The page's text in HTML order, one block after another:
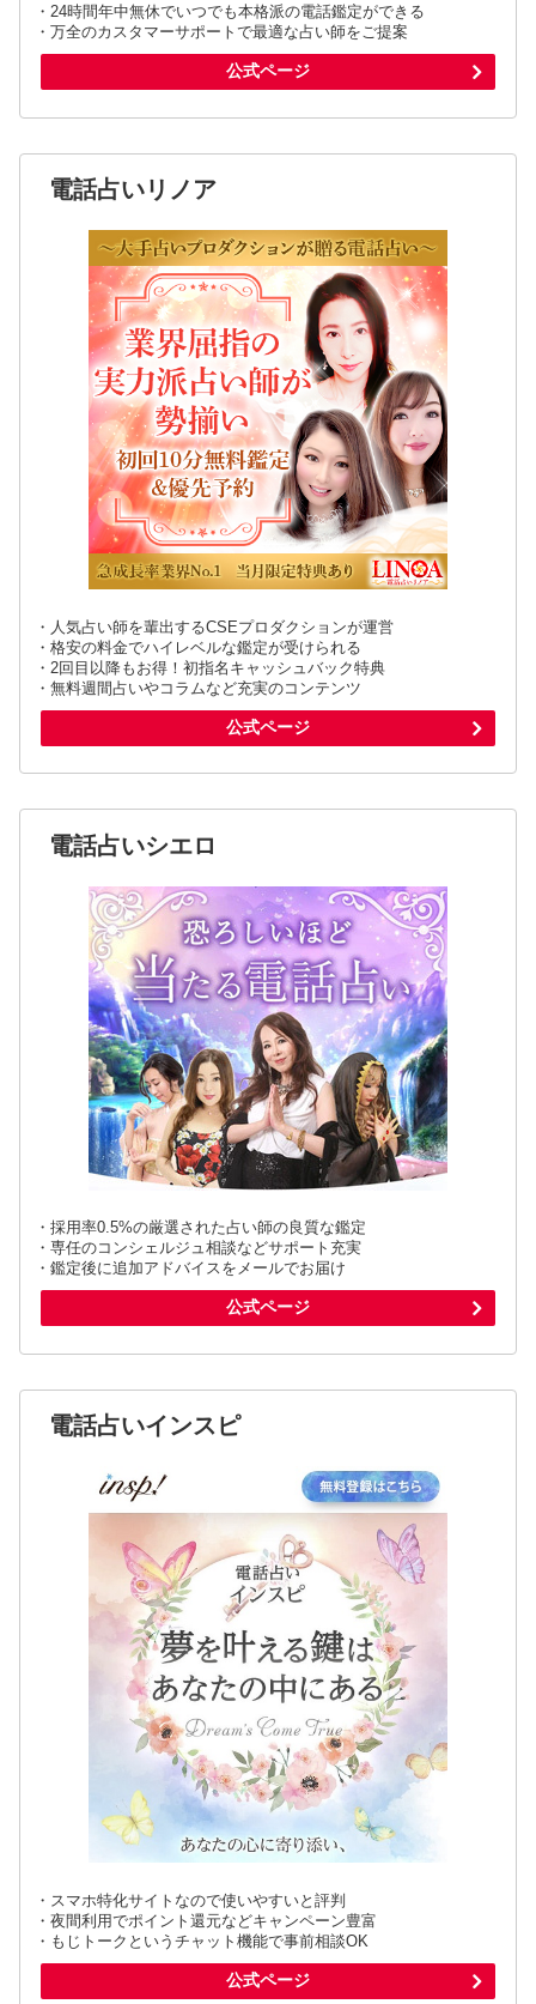
・24時間年中無休でいつでも本格派の電話鑑定ができる
・万全のカスタマーサポートで最適な占い師をご提案
公式ページ
電話占いリノア
・人気占い師を輩出するCSEプロダクションが運営
・格安の料金でハイレベルな鑑定が受けられる
・2回目以降もお得！初指名キャッシュバック特典
・無料週間占いやコラムなど充実のコンテンツ
公式ページ
電話占いシエロ
・採用率0.5%の厳選された占い師の良質な鑑定
・専任のコンシェルジュ相談などサポート充実
・鑑定後に追加アドバイスをメールでお届け
公式ページ
電話占いインスピ
・スマホ特化サイトなので使いやすいと評判
・夜間利用でポイント還元などキャンペーン豊富
・もじトークというチャット機能で事前相談OK
公式ページ